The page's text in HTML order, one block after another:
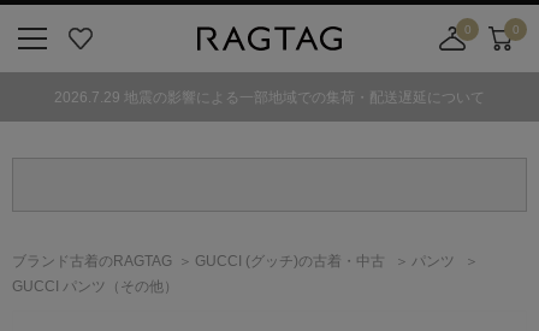
気
0
舗
カ
ト
0
2026.7.29 地震の影響による一部地域での集荷・配送遅延について
ブランド古着のRAGTAG GUCCI (グッチ)の古着・中古
パンツ
GUCCI パンツ（その他）